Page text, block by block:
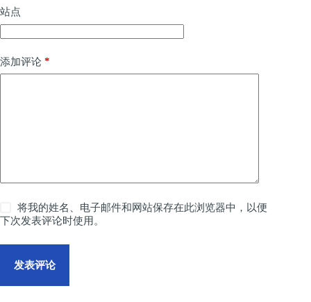
站点
添加评论 *
将我的姓名、电子邮件和网站保存在此浏览器中，以便
下次发表评论时使用。
发表评论